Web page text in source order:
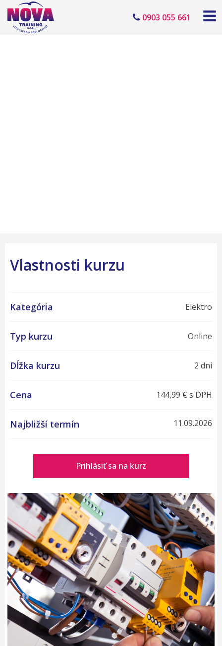
0903 055 661
Prihlásiť sa na kurz
Vlastnosti kurzu
Kategória Elektro
Typ kurzu Online
Dĺžka kurzu 2 dni
Cena 144,99 € s DPH
Najbližší termín 11.09.2026